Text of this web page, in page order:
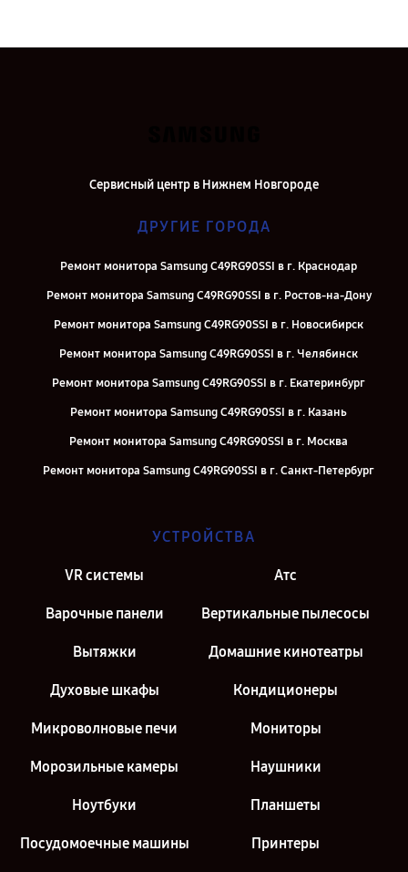
Сервисный центр в Нижнем Новгороде
ДРУГИЕ ГОРОДА
Ремонт монитора Samsung C49RG90SSI в г. Краснодар
Ремонт монитора Samsung C49RG90SSI в г. Ростов-на-Дону
Ремонт монитора Samsung C49RG90SSI в г. Новосибирск
Ремонт монитора Samsung C49RG90SSI в г. Челябинск
Ремонт монитора Samsung C49RG90SSI в г. Екатеринбург
Ремонт монитора Samsung C49RG90SSI в г. Казань
Ремонт монитора Samsung C49RG90SSI в г. Москва
Ремонт монитора Samsung C49RG90SSI в г. Санкт-Петербург
УСТРОЙСТВА
VR системы Атс
Варочные панели Вертикальные пылесосы
Вытяжки Домашние кинотеатры
Духовые шкафы Кондиционеры
Микроволновые печи Мониторы
Морозильные камеры Наушники
Ноутбуки Планшеты
Посудомоечные машины Принтеры